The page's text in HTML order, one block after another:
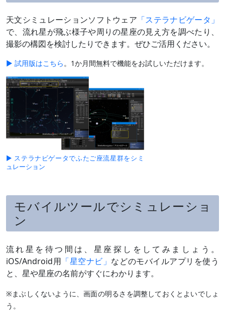
天文シミュレーションソフトウェア 「ステラナビゲータ」
で、流れ星が飛ぶ様子や周りの星座の見え方を調べたり、
撮影の構図を検討したりできます。ぜひご活用ください。
▶ 試用版はこちら。1か月間無料で機能をお試しいただけます。
▶ ステラナビゲータでふたご座流星群をシミ
ュレーション
モバイルツールでシミュレーショ
ン
流れ星を待つ間は、星座探しをしてみましょう。
iOS/Android用 「星空ナビ」 などのモバイルアプリを使う
と、星や星座の名前がすぐにわかります。
※まぶしくないように、画面の明るさを調整しておくとよいでしょ
う。